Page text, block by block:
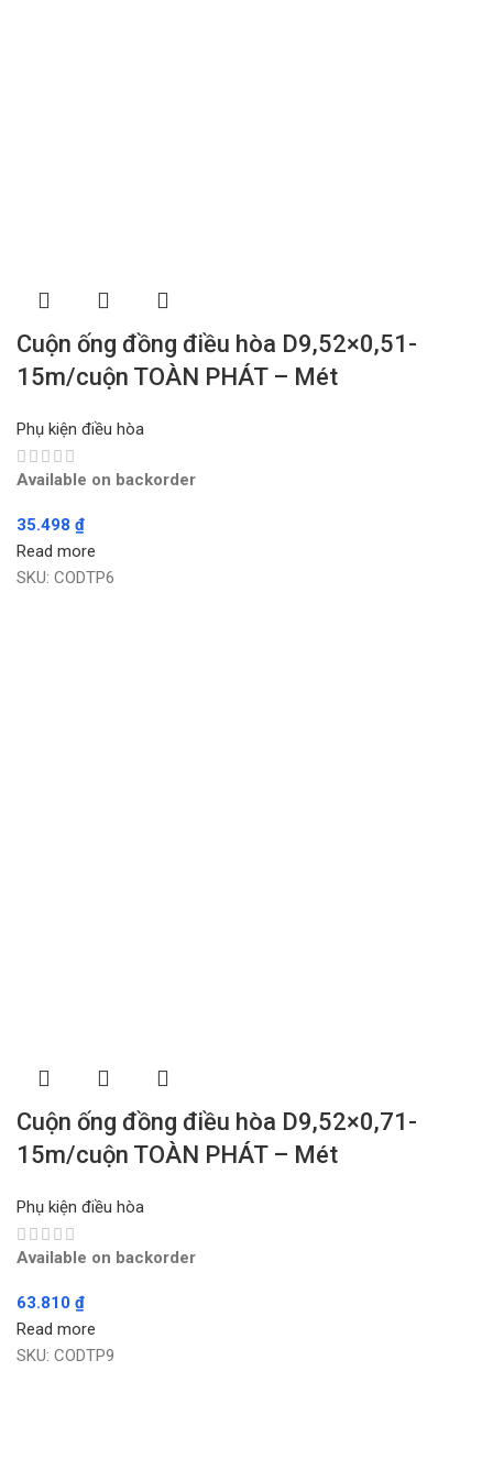
Cuộn ống đồng điều hòa D9,52×0,51-
15m/cuộn TOÀN PHÁT – Mét
Phụ kiện điều hòa
Available on backorder
35.498 ₫
Read more
SKU: CODTP6
Cuộn ống đồng điều hòa D9,52×0,71-
15m/cuộn TOÀN PHÁT – Mét
Phụ kiện điều hòa
Available on backorder
63.810 ₫
Read more
SKU: CODTP9